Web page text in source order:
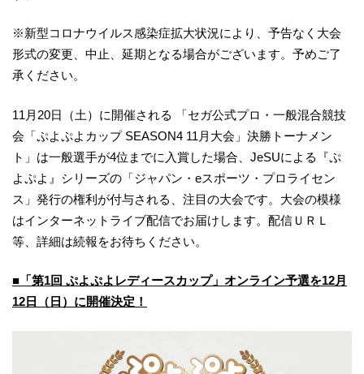
※新型コロナウイルス感染症拡大状況により、予告なく大会
形式の変更、中止、延期となる場合がございます。予めご了
承ください。
11月20日（土）に開催される 「セガ公式プロ・一般混合競技
会「ぷよぷよカップ SEASON4 11月大会」決勝トーナメン
ト」は一般選手が4位までに入賞した場合、JeSUによる『ぷ
よぷよ』シリーズの「ジャパン・eスポーツ・プロライセン
ス」発行の権利が付与される、注目の大会です。大会の模様
はインターネットライブ配信でお届けします。配信ＵＲＬ
等、詳細は続報をお待ちください。
■「第1回 ぷよぷよレディースカップ」オンライン予選を12月
12日（日）に開催決定！